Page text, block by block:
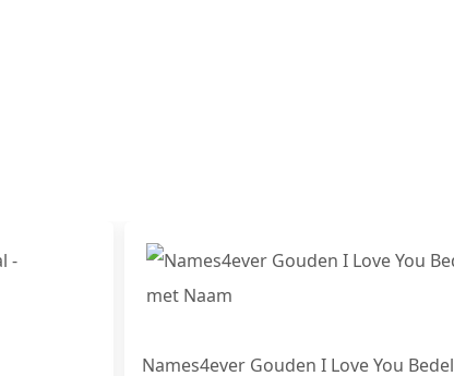
Names4ever Gouden I Love You Bedel